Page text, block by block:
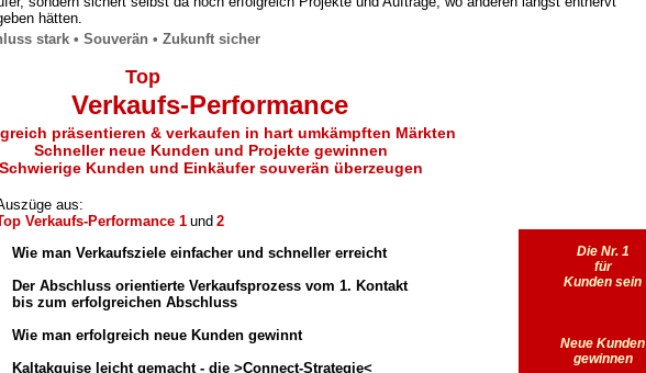
hätten.
stark • Souverän • Zukunft sicher
Top
Verkaufs-Performance
präsentieren & verkaufen in hart umkämpften Märkten
Schneller neue Kunden und Projekte gewinnen
Kunden und Einkäufer souverän überzeugen
aus:
Verkaufs-Performance 1 und 2
Wie man Verkaufsziele einfacher und schneller erreicht
Der Abschluss orientierte Verkaufsprozess vom 1. Kontakt
bis zum erfolgreichen Abschluss
Wie man erfolgreich neue Kunden gewinnt
Kaltakquise leicht gemacht - die >Connect-Strategie<
Die Nr. 1
für
Kunden sein
Neue Kunden
gewinnen